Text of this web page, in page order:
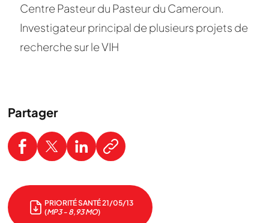
Centre Pasteur du Pasteur du Cameroun.
Investigateur principal de plusieurs projets de
recherche sur le VIH
Partager
PRIORITÉ SANTÉ 21/05/13
(MP3 - 8,93 MO)